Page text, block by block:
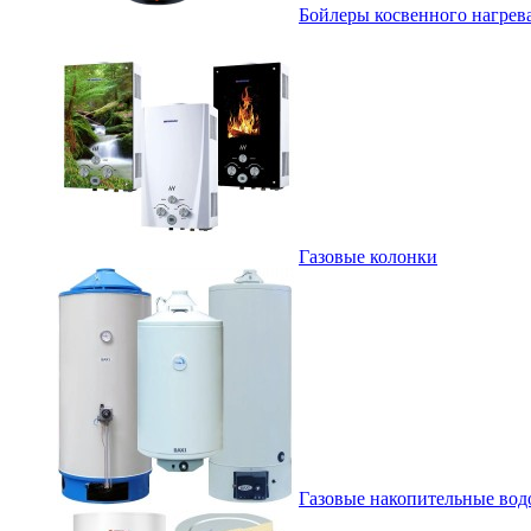
Бойлеры косвенного
Газовые колонки
Газовые накопительные